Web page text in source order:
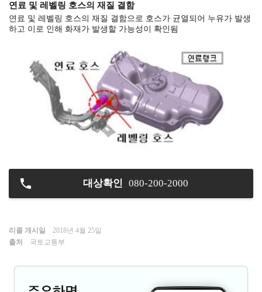
연료 및 레벨링 호스의 재질 결함
연료 및 레벨링 호스의 재질 결함으로 호스가 균열되어 누유가 발생
하고 이로 인해 화재가 발생할 가능성이 확인됨
대상확인 080-200-2000
리콜 개시일
2018년 4월 25일
출처
국토교통부